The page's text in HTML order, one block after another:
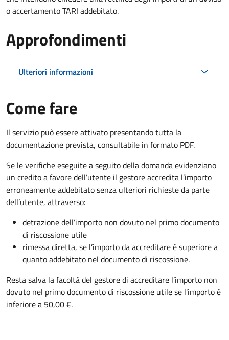
o accertamento TARI addebitato.
Approfondimenti
Ulteriori informazioni
Come fare
Il servizio può essere attivato presentando tutta la
documentazione prevista, consultabile in formato PDF.
Se le verifiche eseguite a seguito della domanda evidenziano
un credito a favore dell’utente il gestore accredita l’importo
erroneamente addebitato senza ulteriori richieste da parte
dell’utente, attraverso:
detrazione dell’importo non dovuto nel primo documento
di riscossione utile
rimessa diretta, se l’importo da accreditare è superiore a
quanto addebitato nel documento di riscossione.
Resta salva la facoltà del gestore di accreditare l’importo non
dovuto nel primo documento di riscossione utile se l'importo è
inferiore a 50,00 €.